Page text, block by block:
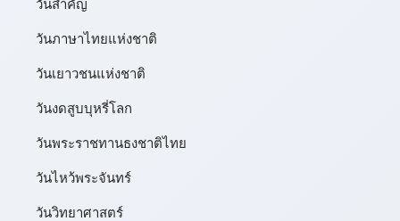
วันสำคัญ
วันภาษาไทยแห่งชาติ
วันเยาวชนแห่งชาติ
วันงดสูบบุหรี่โลก
วันพระราชทานธงชาติไทย
วันไหว้พระจันทร์​
วันวิทยาศาสตร์